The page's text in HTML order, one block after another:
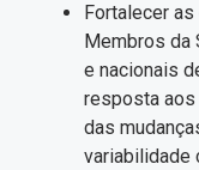
Fortalecer
Membros da
e nacionais
resposta
das
variabilidade